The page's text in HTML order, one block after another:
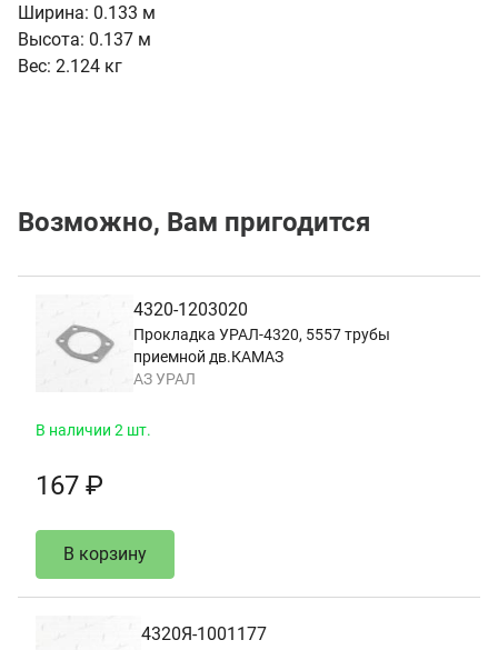
Ширина: 0.133 м
Высота: 0.137 м
Вес: 2.124 кг
Возможно, Вам пригодится
4320-1203020
Прокладка УРАЛ-4320, 5557 трубы
приемной дв.КАМАЗ
АЗ УРАЛ
В наличии 2 шт.
167 ₽
В корзину
4320Я-1001177